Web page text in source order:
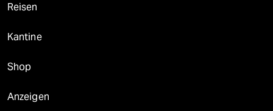
Reisen
Kantine
Shop
Anzeigen